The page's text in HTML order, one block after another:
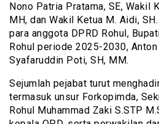
Nono Patria Pratama, SE, Wakil
MH, dan Wakil Ketua M. Aidi,
para anggota DPRD Rohul,
Rohul periode 2025-2030, Anton
Syafaruddin Poti, SH, MM.
Sejumlah pejabat turut
termasuk unsur Forkopimda,
Rohul Muhammad Zaki S.STP